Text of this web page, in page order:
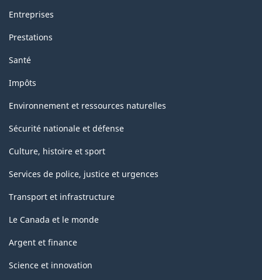
Entreprises
Prestations
Santé
Impôts
Environnement et ressources naturelles
Sécurité nationale et défense
Culture, histoire et sport
Services de police, justice et urgences
Transport et infrastructure
Le Canada et le monde
Argent et finance
Science et innovation